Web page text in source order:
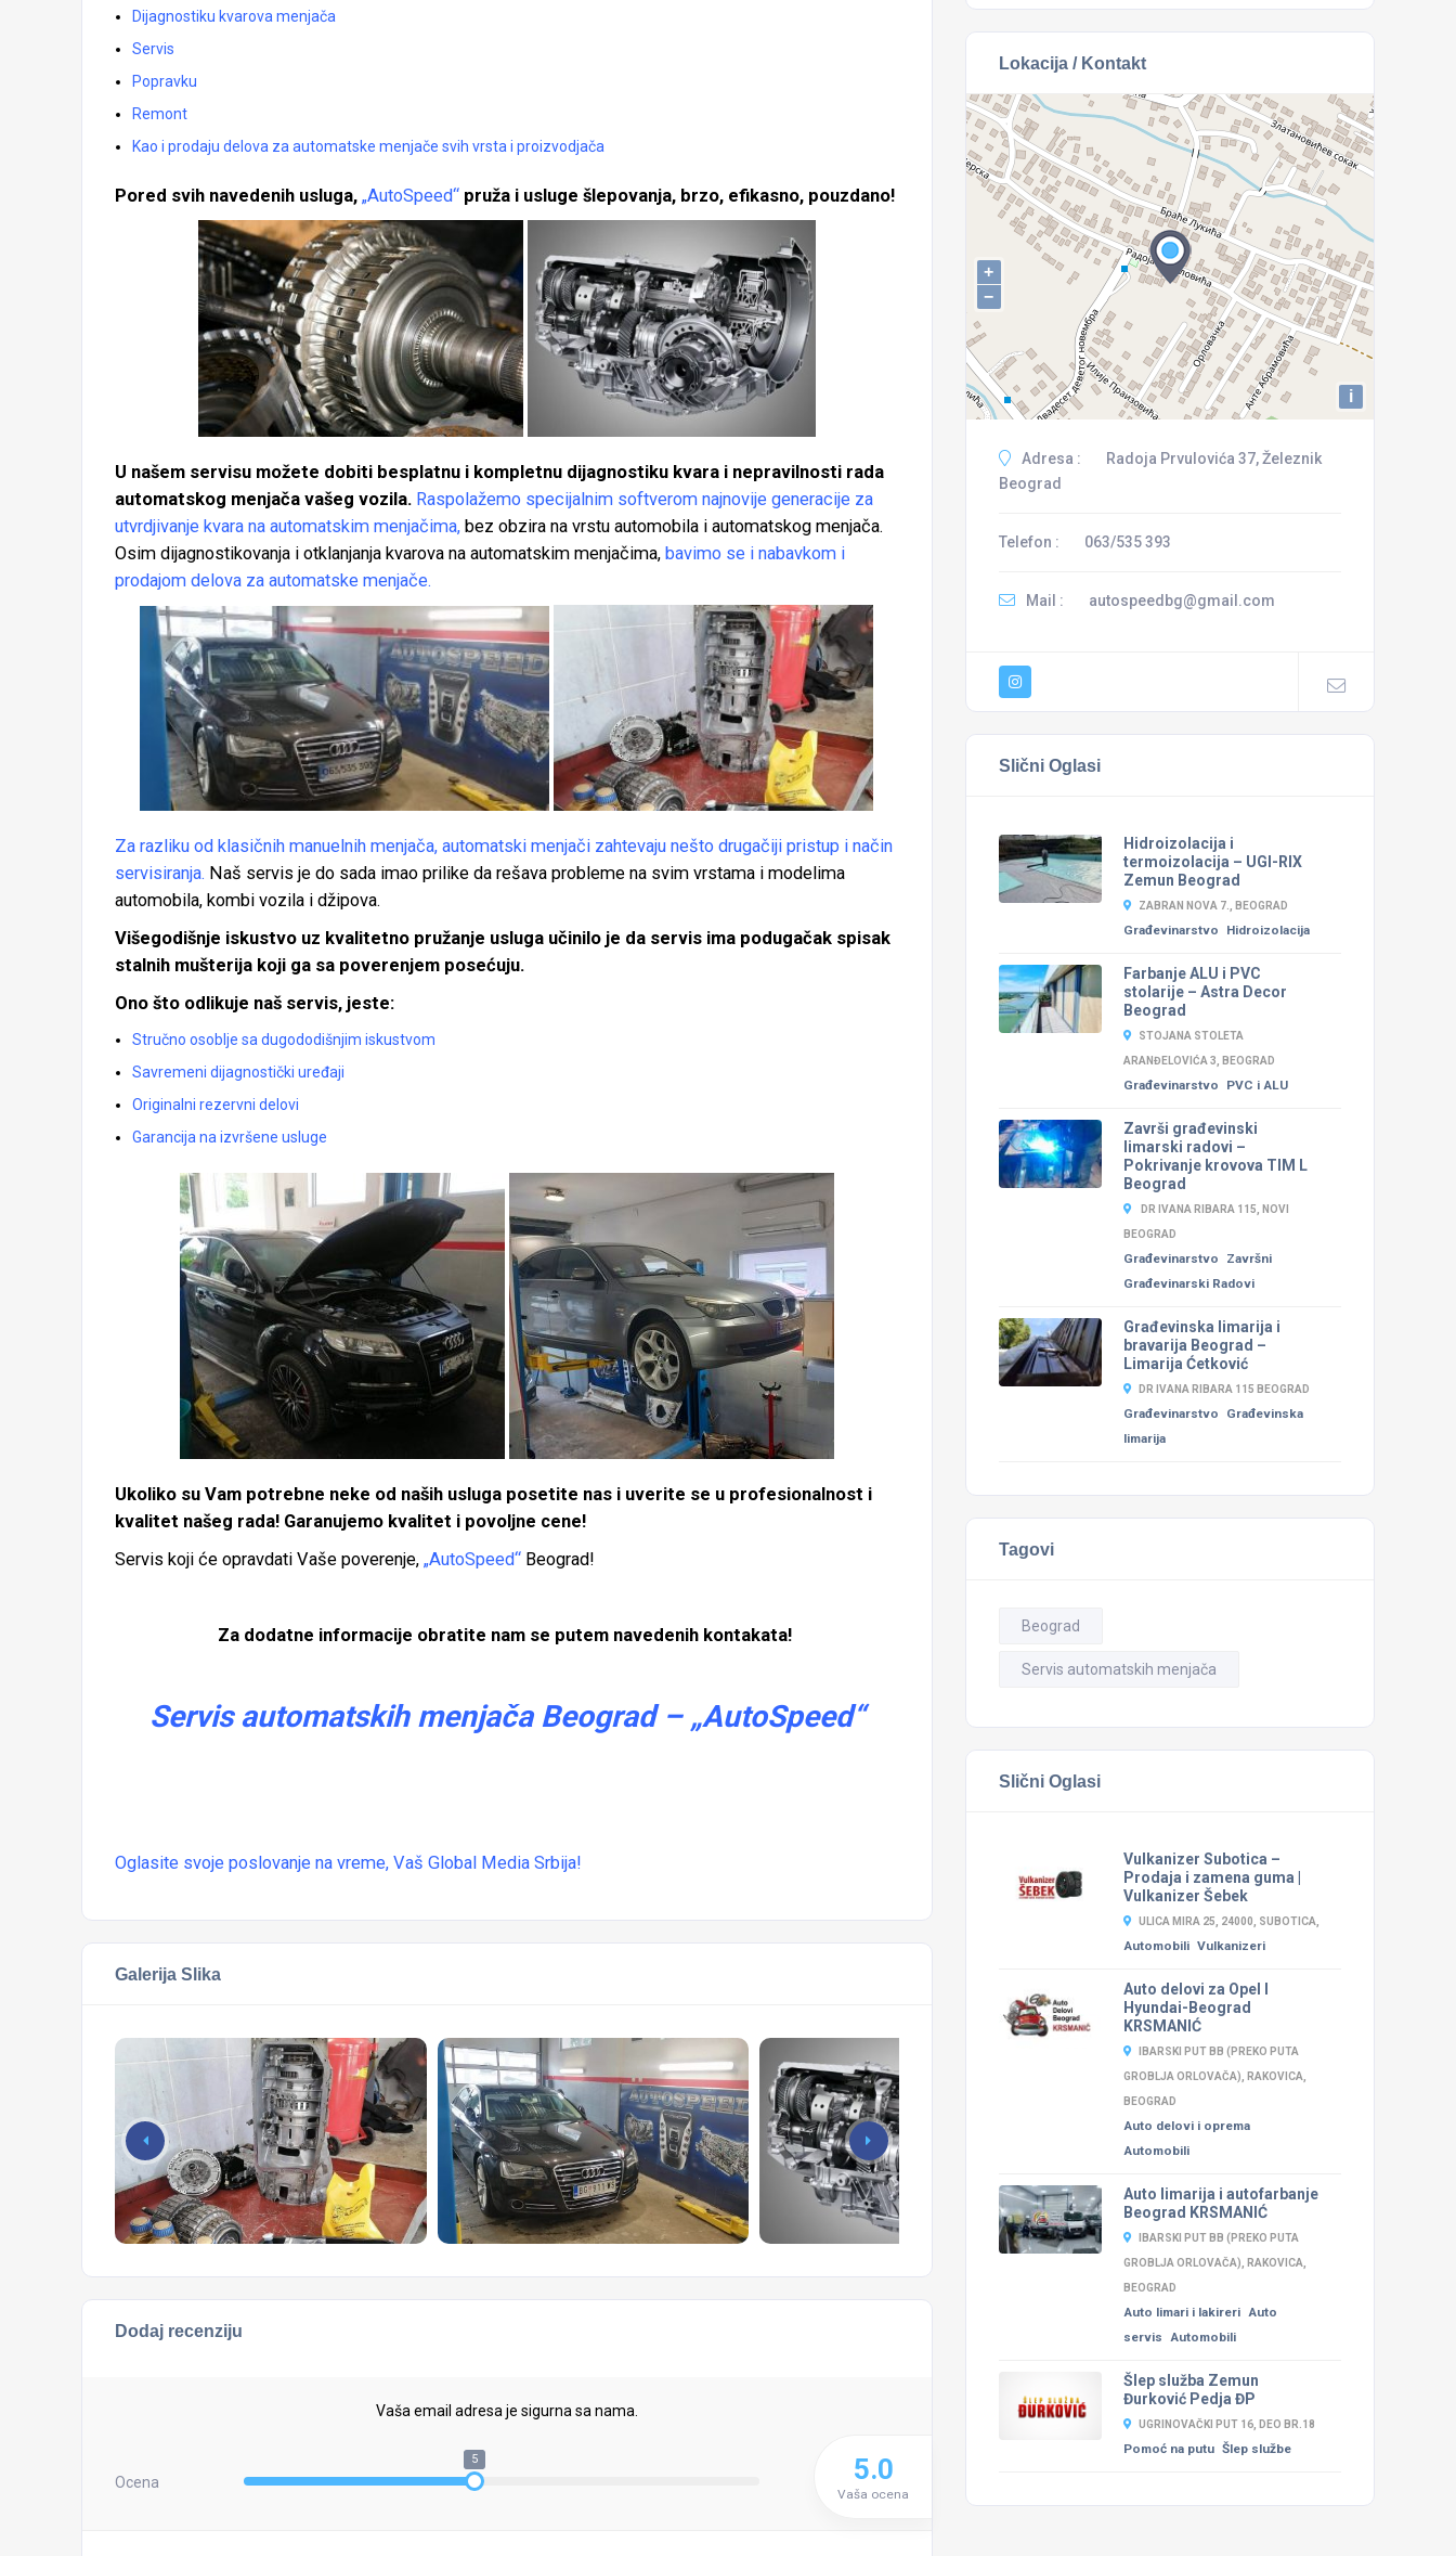
Dijagnostiku kvarova menjača
Servis
Popravku
Remont
Kao i prodaju delova za automatske menjače svih vrsta i proizvodjača
Pored svih navedenih usluga, „AutoSpeed“ pruža i usluge šlepovanja, brzo, efikasno, pouzdano!
U našem servisu možete dobiti besplatnu i kompletnu dijagnostiku kvara i nepravilnosti rada
automatskog menjača vašeg vozila. Raspolažemo specijalnim softverom najnovije generacije za
utvrdjivanje kvara na automatskim menjačima, bez obzira na vrstu automobila i automatskog menjača.
Osim dijagnostikovanja i otklanjanja kvarova na automatskim menjačima, bavimo se i nabavkom i
prodajom delova za automatske menjače.
Za razliku od klasičnih manuelnih menjača, automatski menjači zahtevaju nešto drugačiji pristup i način
servisiranja. Naš servis je do sada imao prilike da rešava probleme na svim vrstama i modelima
automobila, kombi vozila i džipova.
Višegodišnje iskustvo uz kvalitetno pružanje usluga učinilo je da servis ima podugačak spisak
stalnih mušterija koji ga sa poverenjem posećuju.
Ono što odlikuje naš servis, jeste:
Stručno osoblje sa dugododišnjim iskustvom
Savremeni dijagnostički uređaji
Originalni rezervni delovi
Garancija na izvršene usluge
Ukoliko su Vam potrebne neke od naših usluga posetite nas i uverite se u profesionalnost i
kvalitet našeg rada! Garanujemo kvalitet i povoljne cene!
Servis koji će opravdati Vaše poverenje, „AutoSpeed“ Beograd!
Za dodatne informacije obratite nam se putem navedenih kontakata!
Servis automatskih menjača Beograd – „AutoSpeed“
Oglasite svoje poslovanje na vreme, Vaš Global Media Srbija!
Galerija Slika
Dodaj recenziju
Vaša email adresa je sigurna sa nama.
Ocena
5 5.0
Vaša ocena
Lokacija / Kontakt
+
−
i
Adresa :
Radoja Prvulovića 37, Železnik
Beograd
Telefon : 063/535 393
Mail : autospeedbg@gmail.com
Slični Oglasi
Hidroizolacija i
termoizolacija – UGI-RIX
Zemun Beograd
ZABRAN NOVA 7., BEOGRAD
Građevinarstvo Hidroizolacija
Farbanje ALU i PVC
stolarije – Astra Decor
Beograd
STOJANA STOLETA
ARANĐELOVIĆA 3, BEOGRAD
Građevinarstvo PVC i ALU
Završi građevinski
limarski radovi –
Pokrivanje krovova TIM L
Beograd
DR IVANA RIBARA 115, NOVI
BEOGRAD
Građevinarstvo
Završni
Građevinarski Radovi
Građevinska limarija i
bravarija Beograd –
Limarija Ćetković
DR IVANA RIBARA 115 BEOGRAD
Građevinarstvo
Građevinska
limarija
Tagovi
Beograd
Servis automatskih menjača
Slični Oglasi
Vulkanizer Subotica –
Prodaja i zamena guma |
Vulkanizer Šebek
ULICA MIRA 25, 24000, SUBOTICA,
Automobili Vulkanizeri
Auto delovi za Opel I
Hyundai-Beograd
KRSMANIĆ
IBARSKI PUT BB (PREKO PUTA
GROBLJA ORLOVAČA), RAKOVICA,
BEOGRAD
Auto delovi i oprema
Automobili
Auto limarija i autofarbanje
Beograd KRSMANIĆ
IBARSKI PUT BB (PREKO PUTA
GROBLJA ORLOVAČA), RAKOVICA,
BEOGRAD
Auto limari i lakireri Auto
servis Automobili
Šlep služba Zemun
Đurković Pedja ĐP
UGRINOVAČKI PUT 16, DEO BR.18
Pomoć na putu Šlep službe